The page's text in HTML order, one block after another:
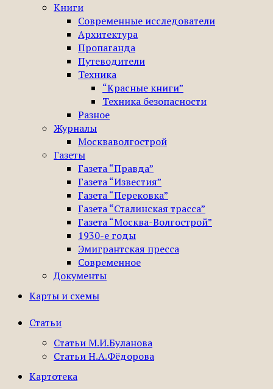
Книги
Современные исследователи
Архитектура
Пропаганда
Путеводители
Техника
“Красные книги”
Техника безопасности
Разное
Журналы
Москваволгострой
Газеты
Газета “Правда”
Газета “Известия”
Газета “Перековка”
Газета “Сталинская трасса”
Газета “Москва-Волгострой”
1930-е годы
Эмигрантская пресса
Современное
Документы
Карты и схемы
Статьи
Статьи М.И.Буланова
Статьи Н.А.Фёдорова
Картотека